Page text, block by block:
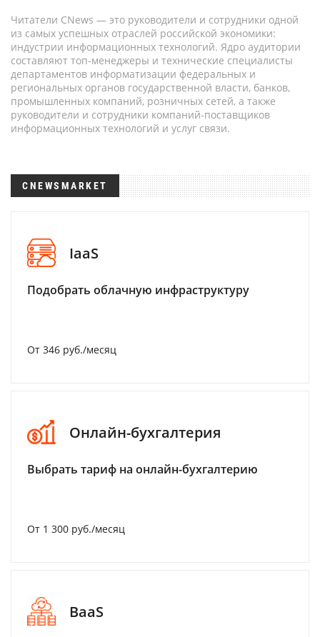
Читатели CNews — это руководители и сотрудники одной
из самых успешных отраслей российской экономики:
индустрии информационных технологий. Ядро аудитории
составляют топ-менеджеры и технические специалисты
департаментов информатизации федеральных и
региональных органов государственной власти, банков,
промышленных компаний, розничных сетей, а также
руководители и сотрудники компаний-поставщиков
информационных технологий и услуг связи.
CNEWSMARKET
IaaS
Подобрать облачную инфраструктуру
От 346 руб./месяц
Онлайн-бухгалтерия
Выбрать тариф на онлайн-бухгалтерию
От 1 300 руб./месяц
BaaS